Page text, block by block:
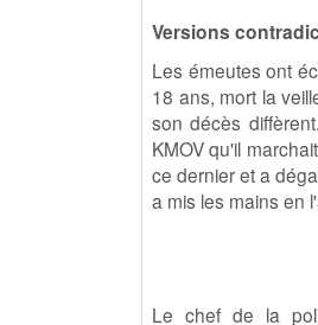
Versions
Les émeutes ont
18 ans, mort la
son décès
KMOV qu'il
ce dernier et a
a mis les mains en
Le chef de la